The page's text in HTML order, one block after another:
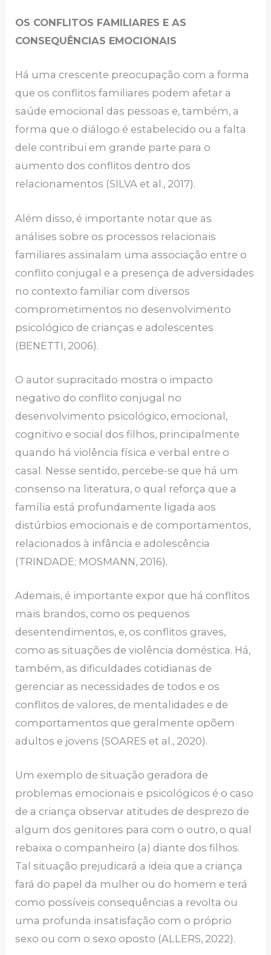
OS CONFLITOS FAMILIARES E AS
CONSEQUÊNCIAS EMOCIONAIS
Há uma crescente preocupação com a forma
que os conflitos familiares podem afetar a
saúde emocional das pessoas e, também, a
forma que o diálogo é estabelecido ou a falta
dele contribui em grande parte para o
aumento dos conflitos dentro dos
relacionamentos (SILVA et al., 2017).
Além disso, é importante notar que as
análises sobre os processos relacionais
familiares assinalam uma associação entre o
conflito conjugal e a presença de adversidades
no contexto familiar com diversos
comprometimentos no desenvolvimento
psicológico de crianças e adolescentes
(BENETTI, 2006).
O autor supracitado mostra o impacto
negativo do conflito conjugal no
desenvolvimento psicológico, emocional,
cognitivo e social dos filhos, principalmente
quando há violência física e verbal entre o
casal. Nesse sentido, percebe-se que há um
consenso na literatura, o qual reforça que a
família está profundamente ligada aos
distúrbios emocionais e de comportamentos,
relacionados à infância e adolescência
(TRINDADE; MOSMANN, 2016).
Ademais, é importante expor que há conflitos
mais brandos, como os pequenos
desentendimentos, e, os conflitos graves,
como as situações de violência doméstica. Há,
também, as dificuldades cotidianas de
gerenciar as necessidades de todos e os
conflitos de valores, de mentalidades e de
comportamentos que geralmente opõem
adultos e jovens (SOARES et al., 2020).
Um exemplo de situação geradora de
problemas emocionais e psicológicos é o caso
de a criança observar atitudes de desprezo de
algum dos genitores para com o outro, o qual
rebaixa o companheiro (a) diante dos filhos.
Tal situação prejudicará a ideia que a criança
fará do papel da mulher ou do homem e terá
como possíveis consequências a revolta ou
uma profunda insatisfação com o próprio
sexo ou com o sexo oposto (ALLERS, 2022).